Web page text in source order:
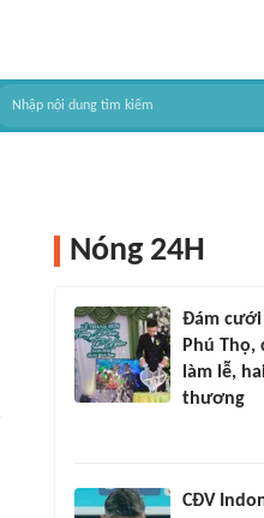
Nóng 24H
Đám cưới
Phú
làm lễ,
thương
CĐV